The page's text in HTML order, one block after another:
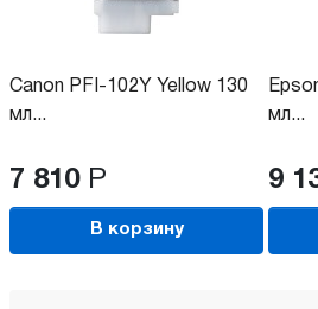
Canon PFI-102Y Yellow 130
мл...
7 810 Р
В корзину
мл...
9